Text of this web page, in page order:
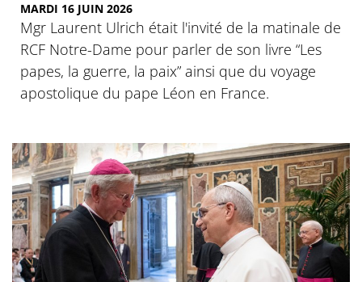
MARDI 16 JUIN 2026
Mgr Laurent Ulrich était l'invité de la matinale de
RCF Notre-Dame pour parler de son livre “Les
papes, la guerre, la paix” ainsi que du voyage
apostolique du pape Léon en France.